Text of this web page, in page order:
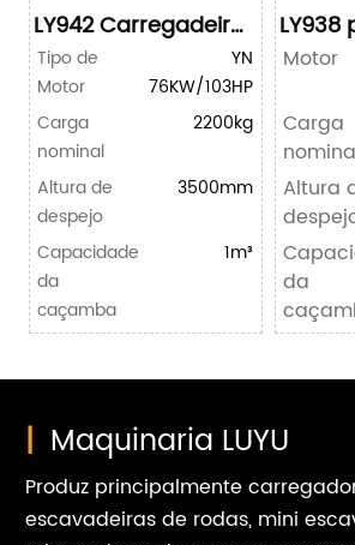
LY942 Carregadeira
Compacta sobre
Rodas
Tipo de
Motor
YN
76KW/103HP
Carga
nominal
2200kg
Altura de
despejo
3500mm
Capacidade
da
caçamba
1m³
LY938
Motor
Carga
Altura
da
| Maquinaria LUYU
Produz principalmente
escavadeiras de rodas, mini